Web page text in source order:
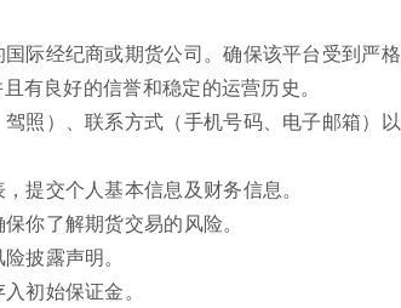
际经纪商或期货公司。确保该平台受到严格
有良好的信誉和稳定的运营历史。
照）、联系方式（手机号码、电子邮箱）以
提交个人基本信息及财务信息。
你了解期货交易的风险。
披露声明。
初始保证金。